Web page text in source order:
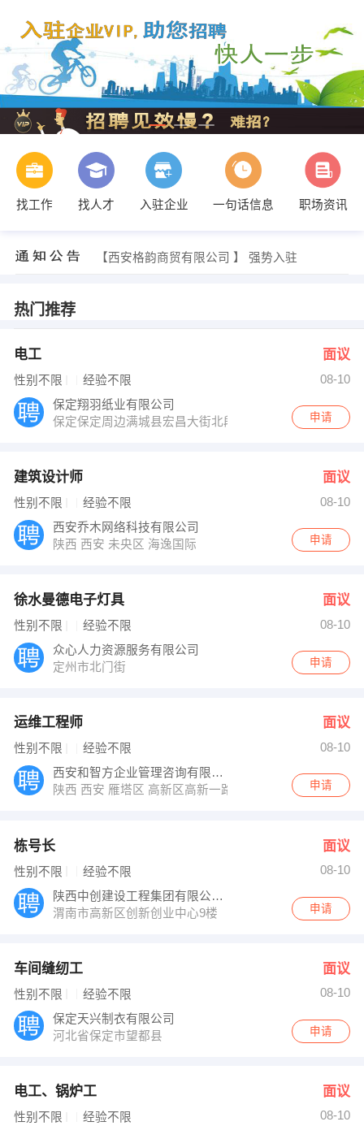
找工作 找人才 入驻企业 一句话信息 职场资讯
【西安格韵商贸有限公司 】 强势入驻
人事 发布 [运维工程师 ] 招聘信息
申女士 发布 [栋号长 ] 招聘信息
【西安格韵商贸有限公司 】 强势入驻
热门推荐
电工 面议
性别不限 经验不限
08-10
保定翔羽纸业有限公司
保定保定周边满城县宏昌大街北段
申请
建筑设计师 面议
性别不限 经验不限
08-10
西安乔木网络科技有限公司
陕西 西安 未央区 海逸国际
申请
徐水曼德电子灯具 面议
性别不限 经验不限
08-10
众心人力资源服务有限公司
定州市北门街
申请
运维工程师 面议
性别不限 经验不限
08-10
西安和智方企业管理咨询有限公司
陕西 西安 雁塔区 高新区高新一路31号电信小区2号楼
申请
栋号长 面议
性别不限 经验不限
08-10
陕西中创建设工程集团有限公司（渭南分公司
渭南市高新区创新创业中心9楼
申请
车间缝纫工 面议
性别不限 经验不限
08-10
保定天兴制衣有限公司
河北省保定市望都县
申请
电工、锅炉工 面议
性别不限 经验不限
08-10